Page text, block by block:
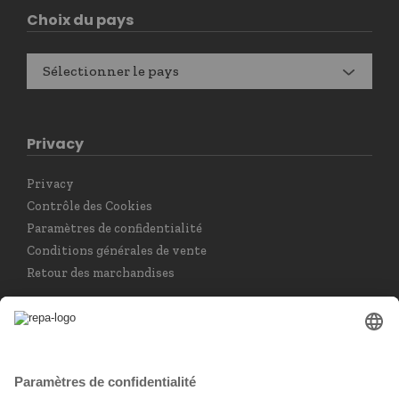
Choix du pays
Sélectionner le pays
Privacy
Privacy
Contrôle des Cookies
Paramètres de confidentialité
Conditions générales de vente
Retour des marchandises
Choisir la langue
Français